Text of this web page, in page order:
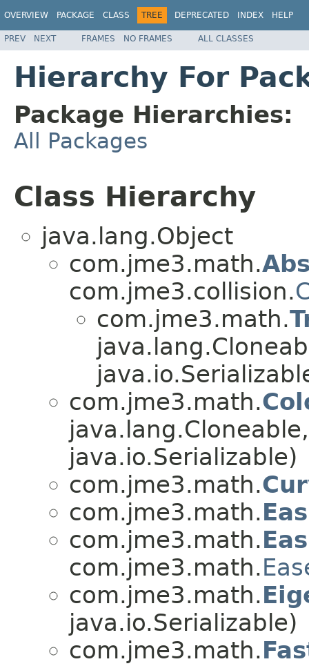
OVERVIEW PACKAGE CLASS TREE DEPRECATED INDEX HELP
PREV NEXT FRAMES NO FRAMES ALL CLASSES
Hierarchy For
Package Hierarchies:
All Packages
Class Hierarchy
java.lang.Object
com.jme3.math.
com.jme3.collision.
com.jme3.math.
com.jme3.math.
java.io.Serializable)
com.jme3.math.
com.jme3.math.
com.jme3.math.
com.jme3.math.
com.jme3.math.
java.io.Serializable)
com.jme3.math.